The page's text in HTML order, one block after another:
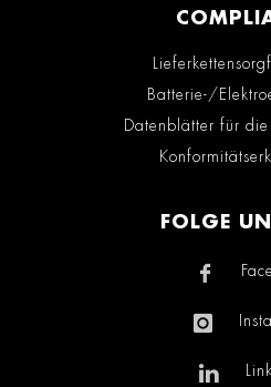
Batterie-/
Datenblätter für
FOLGE